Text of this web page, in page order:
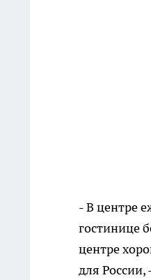
- В центре
гостинице
центре
для